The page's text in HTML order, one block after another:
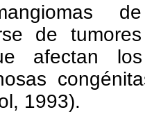
de
afectan
1993).